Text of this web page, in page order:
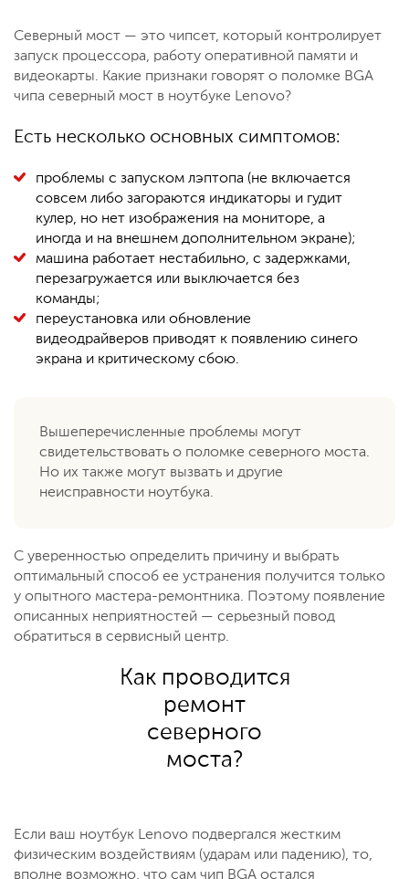
Северный мост — это чипсет, который контролирует
запуск процессора, работу оперативной памяти и
видеокарты. Какие признаки говорят о поломке BGA
чипа северный мост в ноутбуке Lenovo?
Есть несколько основных симптомов:
проблемы с запуском лэптопа (не включается
совсем либо загораются индикаторы и гудит
кулер, но нет изображения на мониторе, а
иногда и на внешнем дополнительном экране);
машина работает нестабильно, с задержками,
перезагружается или выключается без
команды;
переустановка или обновление
видеодрайверов приводят к появлению синего
экрана и критическому сбою.
Вышеперечисленные проблемы могут
свидетельствовать о поломке северного моста.
Но их также могут вызвать и другие
неисправности ноутбука.
С уверенностью определить причину и выбрать
оптимальный способ ее устранения получится только
у опытного мастера-ремонтника. Поэтому появление
описанных неприятностей — серьезный повод
обратиться в сервисный центр.
Как проводится
ремонт
северного
моста?
Если ваш ноутбук Lenovo подвергался жестким
физическим воздействиям (ударам или падению), то,
вполне возможно, что сам чип BGA остался